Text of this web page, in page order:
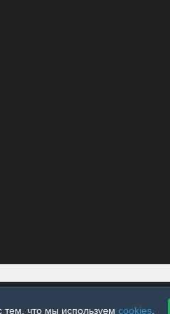
тем, что мы используем cookies.